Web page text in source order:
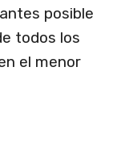
posible
todos los
el menor